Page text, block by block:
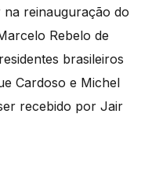
reinauguração do
Rebelo de
brasileiros
Cardoso e Michel
recebido por Jair